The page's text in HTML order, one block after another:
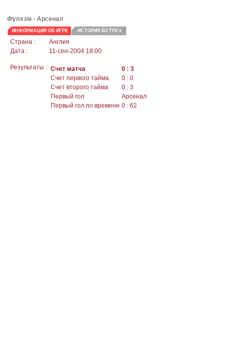
Фулхэм - Арсенал
ИНФОРМАЦИЯ ОБ ИГРЕ ИСТОРИЯ ВСТРЕЧ
Страна :
Англия
Дата :
11-сен-2004 18:00
Результаты : Счет матча
0 : 3
Счет первого тайма
0 : 0
Счет второго тайма
0 : 3
Первый гол
Арсенал
Первый гол по времени 0 : 62